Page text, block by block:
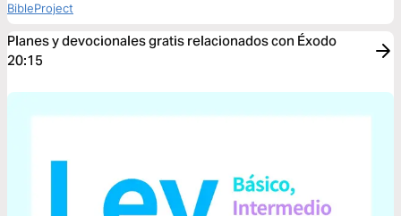
BibleProject
Planes y devocionales gratis relacionados con Éxodo
20:15